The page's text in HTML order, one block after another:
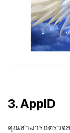
3. AppID
คุณสามารถตรวจ